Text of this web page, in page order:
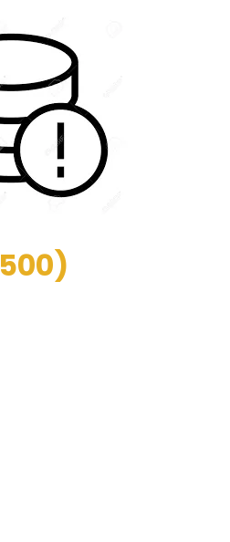
500)